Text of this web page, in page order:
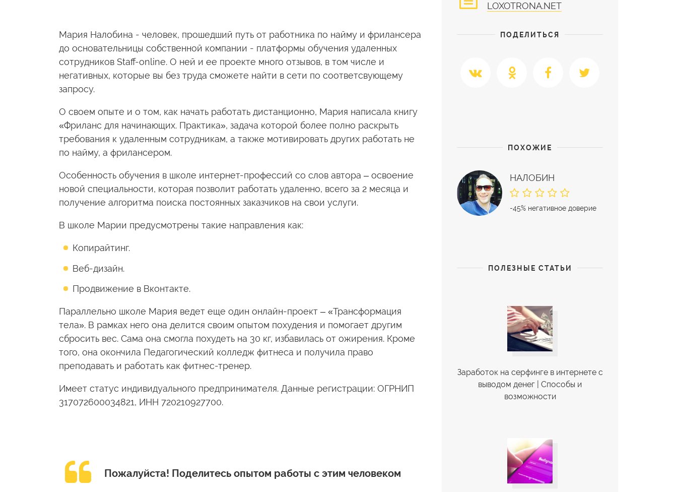
LOXOTRONA.NET
Мария Налобина - человек, прошедший путь от работника по найму и фрилансера
до основательницы собственной компании - платформы обучения удаленных
сотрудников Staff-online. О ней и ее проекте много отзывов, в том числе и
негативных, которые вы без труда сможете найти в сети по соответсвующему
запросу.
О своем опыте и о том, как начать работать дистанционно, Мария написала книгу
«Фриланс для начинающих. Практика», задача которой более полно раскрыть
требования к удаленным сотрудникам, а также мотивировать других работать не
по найму, а фрилансером.
Особенность обучения в школе интернет-профессий со слов автора – освоение
новой специальности, которая позволит работать удаленно, всего за 2 месяца и
получение алгоритма поиска постоянных заказчиков на свои услуги.
В школе Марии предусмотрены такие направления как:
Копирайтинг.
Веб-дизайн.
Продвижение в Вконтакте.
Параллельно школе Мария ведет еще один онлайн-проект – «Трансформация
тела». В рамках него она делится своим опытом похудения и помогает другим
сбросить вес. Сама она смогла похудеть на 30 кг, избавилась от ожирения. Кроме
того, она окончила Педагогический колледж фитнеса и получила право
преподавать и работать как фитнес-тренер.
Имеет статус индивидуального предпринимателя. Данные регистрации: ОГРНИП
317072600034821, ИНН 720210927700.
Пожалуйста! Поделитесь опытом работы с этим человеком
ПОДЕЛИТЬСЯ
ПОХОЖИЕ
НАЛОБИН
Владимир
-45% негативное доверие
ПОЛЕЗНЫЕ СТАТЬИ
Заработок на серфинге в интернете с
выводом денег | Cпособы и
возможности